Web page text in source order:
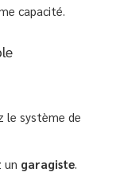
capacité.
le système de
un garagiste.